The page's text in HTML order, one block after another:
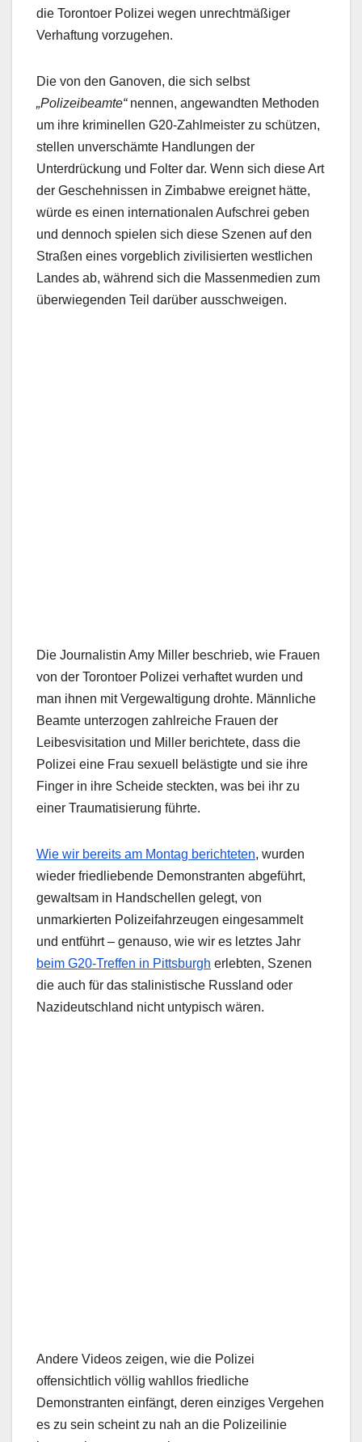
die Torontoer Polizei wegen unrechtmäßiger
Verhaftung vorzugehen.
Die von den Ganoven, die sich selbst
„Polizeibeamte“nennen, angewandten Methoden
um ihre kriminellen G20-Zahlmeister zu schützen,
stellen unverschämte Handlungen der
Unterdrückung und Folter dar. Wenn sich diese Art
der Geschehnissen in Zimbabwe ereignet hätte,
würde es einen internationalen Aufschrei geben
und dennoch spielen sich diese Szenen auf den
Straßen eines vorgeblich zivilisierten westlichen
Landes ab, während sich die Massenmedien zum
überwiegenden Teil darüber ausschweigen.
Die Journalistin Amy Miller beschrieb, wie Frauen
von der Torontoer Polizei verhaftet wurden und
man ihnen mit Vergewaltigung drohte. Männliche
Beamte unterzogen zahlreiche Frauen der
Leibesvisitation und Miller berichtete, dass die
Polizei eine Frau sexuell belästigte und sie ihre
Finger in ihre Scheide steckten, was bei ihr zu
einer Traumatisierung führte.
Wie wir bereits am Montag berichteten, wurden
wieder friedliebende Demonstranten abgeführt,
gewaltsam in Handschellen gelegt, von
unmarkierten Polizeifahrzeugen eingesammelt
und entführt – genauso, wie wir es letztes Jahr
beim G20-Treffen in Pittsburgh erlebten, Szenen
die auch für das stalinistische Russland oder
Nazideutschland nicht untypisch wären.
Andere Videos zeigen, wie die Polizei
offensichtlich völlig wahllos friedliche
Demonstranten einfängt, deren einziges Vergehen
es zu sein scheint zu nah an die Polizeilinie